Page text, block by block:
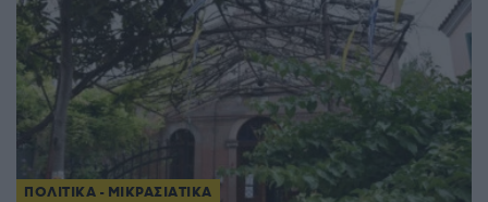
ΠΟΛΙΤΙΚΑ - ΜΙΚΡΑΣΙΑΤΙΚΑ